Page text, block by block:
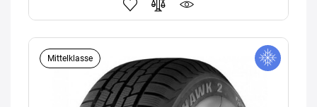
Mittelklasse